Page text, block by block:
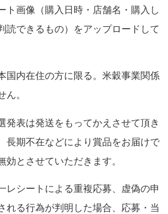
ト画像（購入日時・店舗名・購入し
読できるもの）をアップロードして
国内在住の方に限る。米穀事業関係
ん。
発表は発送をもってかえさせて頂き
長期不在などにより賞品をお届けで
効とさせていただきます。
レシートによる重複応募、虚偽の申
れる行為が判明した場合、応募・当